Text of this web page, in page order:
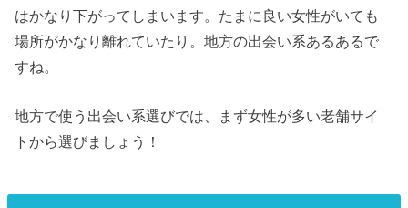
はかなり下がってしまいます。たまに良い女性がいても
場所がかなり離れていたり。地方の出会い系あるあるで
すね。
地方で使う出会い系選びでは、まず女性が多い老舗サイ
トから選びましょう！